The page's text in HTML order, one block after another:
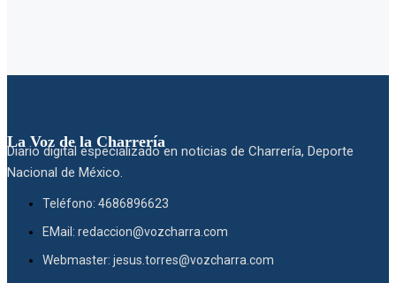
La Voz de la Charrería
Diario digital especializado en noticias de Charrería, Deporte
Nacional de México.
Teléfono: 4686896623
EMail: redaccion@vozcharra.com
Webmaster: jesus.torres@vozcharra.com